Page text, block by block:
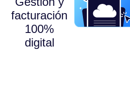
facturación
100%
digital